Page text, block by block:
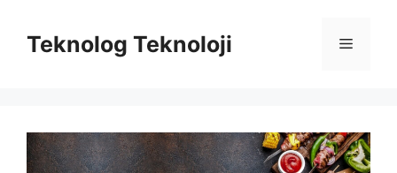
Teknolog Teknoloji Menü